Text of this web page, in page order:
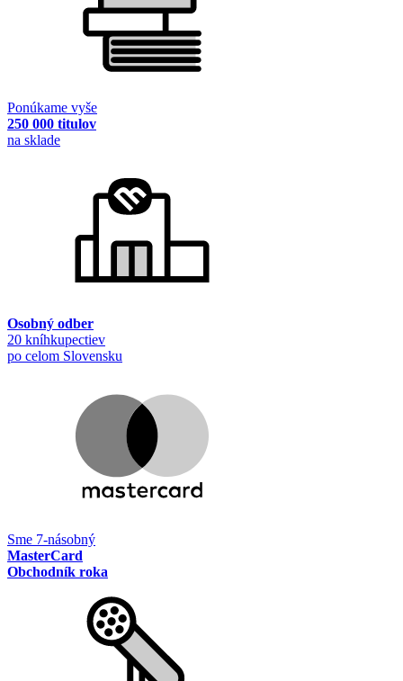
Ponúkame vyše
250 000 titulov
na sklade
Osobný odber
20 kníhkupectiev
po celom Slovensku
Sme 7-násobný
MasterCard
Obchodník roka